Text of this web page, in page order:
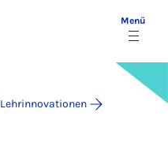
Menü
Lehrinnovationen